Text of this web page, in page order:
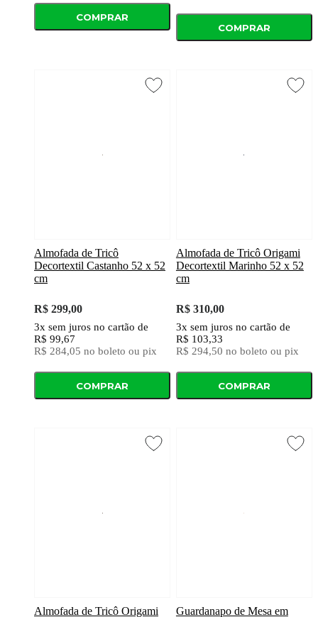
COMPRAR
COMPRAR
Almofada de Tricô
Decortextil Castanho 52 x 52
cm
R$ 299,00
3x sem juros no cartão de
R$ 99,67
R$ 284,05 no boleto ou pix
COMPRAR
Almofada de Tricô Origami
Decortextil Marinho 52 x 52
cm
R$ 310,00
3x sem juros no cartão de
R$ 103,33
R$ 294,50 no boleto ou pix
COMPRAR
Almofada de Tricô Origami Guardanapo de Mesa em